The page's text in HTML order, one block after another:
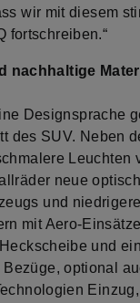
wir mit diesem
fortschreiben.“
nachhaltige
Designsprache
des SUV. Neben
Leuchten
neue
und
mit Aero-
und
Bezüge, optional